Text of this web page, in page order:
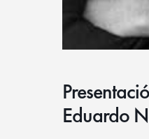
Eduardo